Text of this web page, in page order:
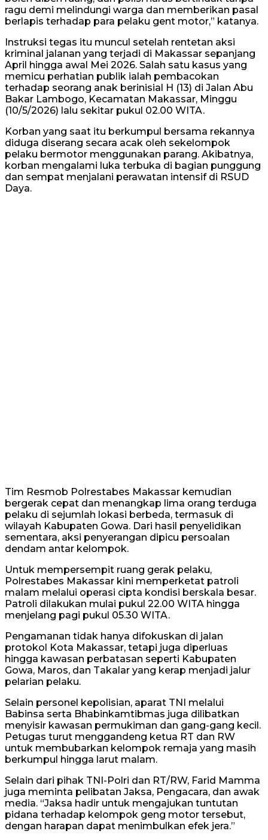
ragu demi melindungi warga dan memberikan pasal
berlapis terhadap para pelaku gent motor,” katanya.
Instruksi tegas itu muncul setelah rentetan aksi
kriminal jalanan yang terjadi di Makassar sepanjang
April hingga awal Mei 2026. Salah satu kasus yang
memicu perhatian publik ialah pembacokan
terhadap seorang anak berinisial H (13) di Jalan Abu
Bakar Lambogo, Kecamatan Makassar, Minggu
(10/5/2026) lalu sekitar pukul 02.00 WITA.
Korban yang saat itu berkumpul bersama rekannya
diduga diserang secara acak oleh sekelompok
pelaku bermotor menggunakan parang. Akibatnya,
korban mengalami luka terbuka di bagian punggung
dan sempat menjalani perawatan intensif di RSUD
Daya.
Tim Resmob Polrestabes Makassar kemudian
bergerak cepat dan menangkap lima orang terduga
pelaku di sejumlah lokasi berbeda, termasuk di
wilayah Kabupaten Gowa. Dari hasil penyelidikan
sementara, aksi penyerangan dipicu persoalan
dendam antar kelompok.
Untuk mempersempit ruang gerak pelaku,
Polrestabes Makassar kini memperketat patroli
malam melalui operasi cipta kondisi berskala besar.
Patroli dilakukan mulai pukul 22.00 WITA hingga
menjelang pagi pukul 05.30 WITA.
Pengamanan tidak hanya difokuskan di jalan
protokol Kota Makassar, tetapi juga diperluas
hingga kawasan perbatasan seperti Kabupaten
Gowa, Maros, dan Takalar yang kerap menjadi jalur
pelarian pelaku.
Selain personel kepolisian, aparat TNI melalui
Babinsa serta Bhabinkamtibmas juga dilibatkan
menyisir kawasan permukiman dan gang-gang kecil.
Petugas turut menggandeng ketua RT dan RW
untuk membubarkan kelompok remaja yang masih
berkumpul hingga larut malam.
Selain dari pihak TNI-Polri dan RT/RW, Farid Mamma
juga meminta pelibatan Jaksa, Pengacara, dan awak
media. “Jaksa hadir untuk mengajukan tuntutan
pidana terhadap kelompok geng motor tersebut,
dengan harapan dapat menimbulkan efek jera.”